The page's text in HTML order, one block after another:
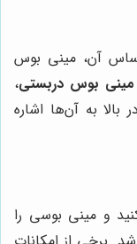
آن، مینی بوس
مینی بوس دربستی،
به آن‌ها اشاره
و مینی بوسی را